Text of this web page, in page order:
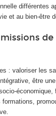
différentes
et au bien-être
: valoriser les
être